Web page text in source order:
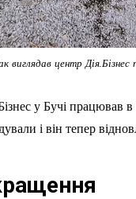
виглядав центр Дія.Бізнес
у Бучі працював
і він тепер